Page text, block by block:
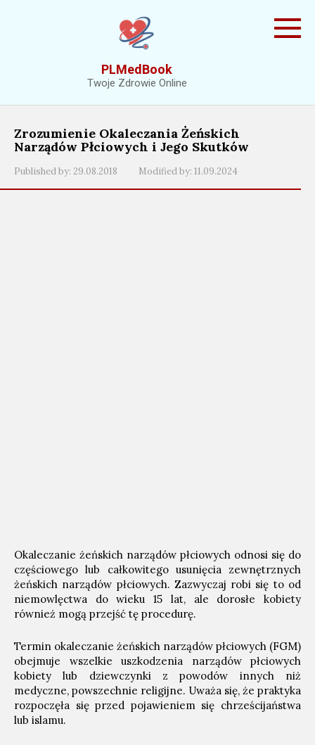
PLMedBook
Twoje Zdrowie Online
Zrozumienie Okaleczania Żeńskich
Narządów Płciowych i Jego Skutków
Published by: 29.08.2018 Modified by: 11.09.2024
Okaleczanie żeńskich narządów płciowych odnosi się do
częściowego lub całkowitego usunięcia zewnętrznych
żeńskich narządów płciowych. Zazwyczaj robi się to od
niemowlęctwa do wieku 15 lat, ale dorosłe kobiety
również mogą przejść tę procedurę.
Termin okaleczanie żeńskich narządów płciowych (FGM)
obejmuje wszelkie uszkodzenia narządów płciowych
kobiety lub dziewczynki z powodów innych niż
medyczne, powszechnie religijne. Uważa się, że praktyka
rozpoczęła się przed pojawieniem się chrześcijaństwa
lub islamu.